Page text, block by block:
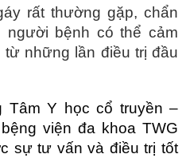
rất thường gặp, chẩn
người bệnh có thể cảm
từ những lần điều trị đầu
Tâm Y học cổ truyền –
viện đa khoa TWG
sự tư vấn và điều trị tốt